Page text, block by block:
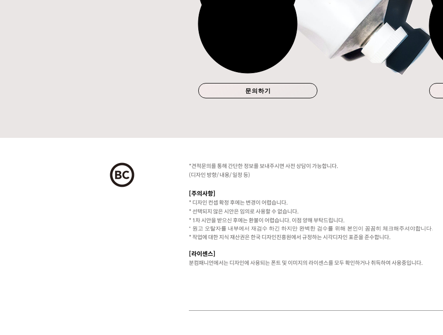
문의하기
*견적문의를 통해 간단한 정보를 보내주시면 사전 상담이 가능합니다.
(디자인 방향/ 내용/ 일정 등)
[주의사항]
* 디자인 컨셉 확정 후에는 변경이 어렵습니다.
* 선택되지 않은 시안은 임의로 사용할 수 없습니다.
* 1차 시안을 받으신 후에는 환불이 어렵습니다. 이점 양해 부탁드립니다.
​* 원고 오탈자를 내부에서 재검수 하긴 하지만 완벽한 검수를 위해 본인이 꼼꼼히 체크해주셔야합니다.
​* 작업에 대한 지식 재산권은 한국 디자인진흥원에서 규정하는 시각디자인 표준을 준수합니다.
[라이센스]
분컴패니언에서는 디자인에 사용되는 폰트 및 이미지의 라이센스를 모두 확인하거나 취득하여 사용중입니다.